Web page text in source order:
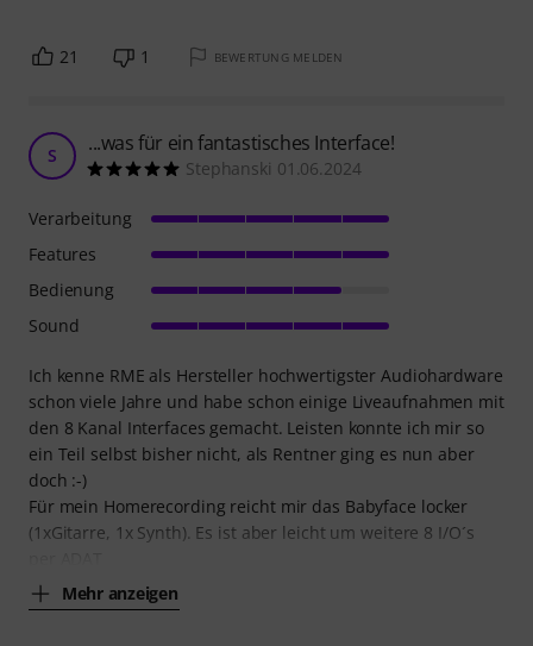
21 1 BEWERTUNG MELDEN
S ...was für ein fantastisches Interface!
Stephanski 01.06.2024
Ich kenne RME als Hersteller hochwertigster Audiohardware
schon viele Jahre und habe schon einige Liveaufnahmen mit
den 8 Kanal Interfaces gemacht. Leisten konnte ich mir so
ein Teil selbst bisher nicht, als Rentner ging es nun aber
doch :-)
Für mein Homerecording reicht mir das Babyface locker
(1xGitarre, 1x Synth). Es ist aber leicht um weitere 8 I/O´s
Mehr anzeigen
Verarbeitung
Features
Bedienung
Sound